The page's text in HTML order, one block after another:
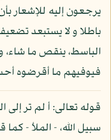
يرجعون إليه للإشعار
باطلا و لا يستبعد
الباسط، ينقص ما شاء،
فيوفيهم ما أقرضوه
قوله تعالى: أ لم تر إلى
سبيل الله، - الملأ -